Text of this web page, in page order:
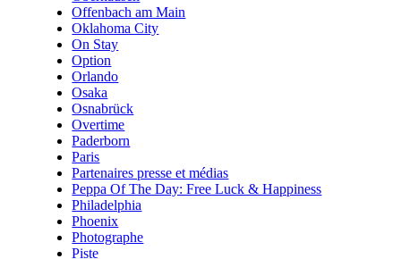
Offenbach am Main
Oklahoma City
On Stay
Option
Orlando
Osaka
Osnabrück
Overtime
Paderborn
Paris
Partenaires presse et médias
Peppa Of The Day: Free Luck & Happiness
Philadelphia
Phoenix
Photographe
Piste